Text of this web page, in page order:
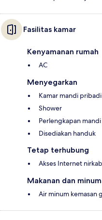
Fasilitas kamar
Kenyamanan rumah
AC
Menyegarkan
Kamar mandi pribadi
Shower
Perlengkapan
Disediakan handuk
Tetap terhubung
Akses Internet
Makanan dan
Air minum kemasan